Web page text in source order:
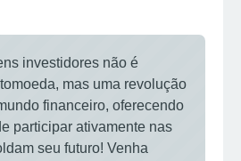
investidores não é
mas uma revolução
financeiro, oferecendo
participar ativamente nas
seu futuro! Venha